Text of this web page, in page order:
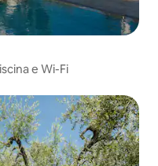
e Wi-Fi